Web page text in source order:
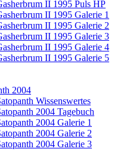
II 1995 Puls HP
II 1995 Galerie 1
II 1995 Galerie 2
II 1995 Galerie 3
II 1995 Galerie 4
II 1995 Galerie 5
2004
Wissenswertes
2004 Tagebuch
2004 Galerie 1
2004 Galerie 2
2004 Galerie 3